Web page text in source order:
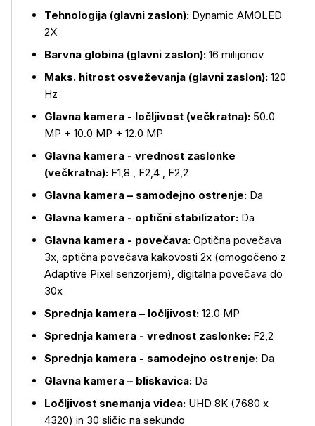
Več o izdelku
Tehnologija (glavni zaslon): Dynamic AMOLED
2X
Barvna globina (glavni zaslon): 16 milijonov
Maks. hitrost osveževanja (glavni zaslon): 120
Hz
Glavna kamera - ločljivost (večkratna): 50.0
MP + 10.0 MP + 12.0 MP
Glavna kamera - vrednost zaslonke
(večkratna): F1,8 , F2,4 , F2,2
Glavna kamera – samodejno ostrenje: Da
Glavna kamera - optični stabilizator: Da
Glavna kamera - povečava: Optična povečava
3x, optična povečava kakovosti 2x (omogočeno z
Adaptive Pixel senzorjem), digitalna povečava do
30x
Sprednja kamera – ločljivost: 12.0 MP
Sprednja kamera - vrednost zaslonke: F2,2
Sprednja kamera - samodejno ostrenje: Da
Glavna kamera – bliskavica: Da
Ločljivost snemanja videa: UHD 8K (7680 x
4320) in 30 sličic na sekundo